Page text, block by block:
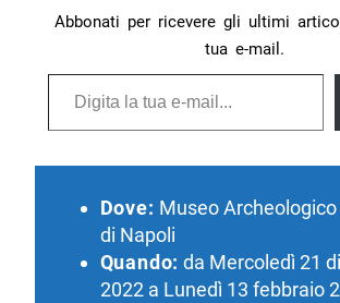
Abbonati per ricevere gli ultimi
tua e-mail.
Digita la tua e-mail...
Dove: Museo
di Napoli
Quando: da Mercoledì 21
2022 a Lunedì 13 febbraio